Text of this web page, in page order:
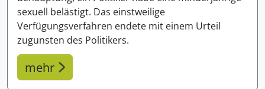
sexuell belästigt. Das einstweilige
Verfügungsverfahren endete mit einem Urteil
zugunsten des Politikers.
mehr